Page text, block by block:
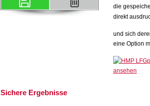
die
direkt
und sich
eine Option
Sichere Ergebnisse